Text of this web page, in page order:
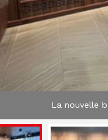
La nouvelle